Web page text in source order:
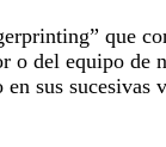
que
o del equipo de
sus sucesivas